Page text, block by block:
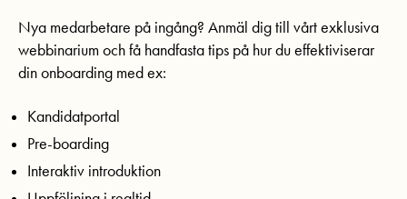
Nya medarbetare på ingång? Anmäl dig till vårt exklusiva
webbinarium och få handfasta tips på hur du effektiviserar
din onboarding med ex:
Kandidatportal
Pre-boarding
Interaktiv introduktion